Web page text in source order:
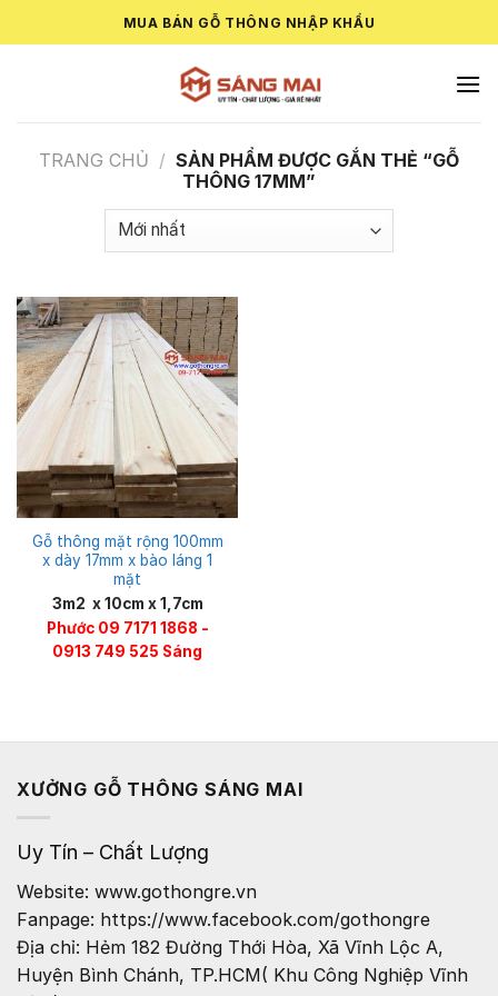
to
MUA BÁN GỖ THÔNG NHẬP KHẨU
TRANG CHỦ / SẢN PHẨM ĐƯỢC GẮN THẺ “GỖ
THÔNG 17MM”
Gỗ thông mặt rộng 100mm
x dày 17mm x bào láng 1
mặt
3m2 x 10cm x 1,7cm
Phước 09 7171 1868 -
0913 749 525 Sáng
XƯỞNG GỖ THÔNG SÁNG MAI
Uy Tín – Chất Lượng
Website: www.gothongre.vn
Fanpage: https://www.facebook.com/gothongre
Địa chỉ: Hẻm 182 Đường Thới Hòa, Xã Vĩnh Lộc A,
Huyện Bình Chánh, TP.HCM( Khu Công Nghiệp Vĩnh